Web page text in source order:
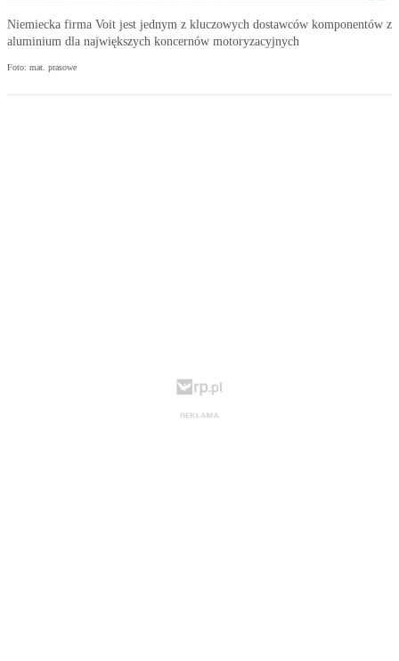
Niemiecka firma Voit jest jednym z kluczowych dostawców komponentów z
aluminium dla największych koncernów motoryzacyjnych
Foto: mat. prasowe